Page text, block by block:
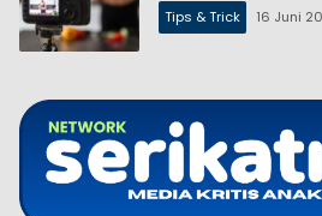
Tips & Trick 16 Juni